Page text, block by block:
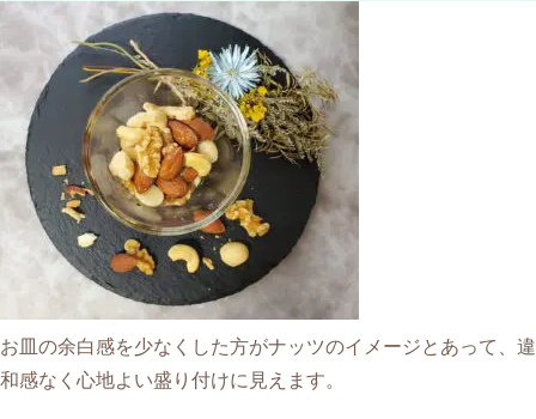
お皿の余白感を少なくした方がナッツのイメージとあって、違
和感なく心地よい盛り付けに見えます。